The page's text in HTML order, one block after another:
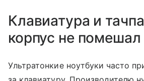
Клавиатура и
корпус не помешал
Ультратонкие ноутбуки часто